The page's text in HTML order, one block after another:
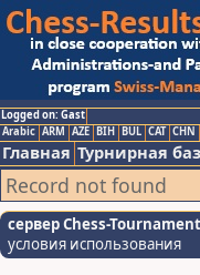
Logged on: Gast
Arabic ARM AZE BIH BUL CAT CHN
Главная Турнирная
Record not found
сервер Chess-
условия использования